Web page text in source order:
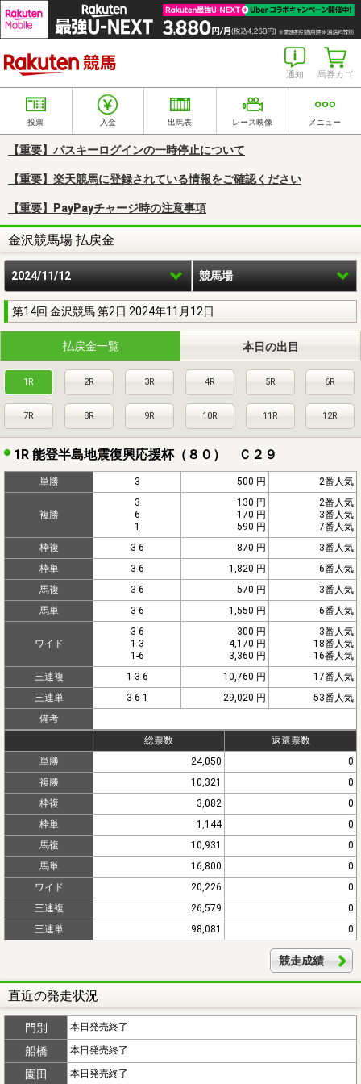
馬券カゴ
通知
投票 入金 出馬表 レース映像 メニュー
【重要】パスキーログインの一時停止について
【重要】楽天競馬に登録されている情報をご確認ください
【重要】PayPayチャージ時の注意事項
金沢競馬場 払戻金
2024/11/12 競馬場
第14回 金沢競馬 第2日 2024年11月12日
払戻金一覧 本日の出目
1R 2R 3R 4R 5R 6R
7R 8R 9R 10R 11R 12R
1R 能登半島地震復興応援杯（８０） Ｃ２９
単勝 3 500 円 2番人気
複勝
3
6
1
130 円
170 円
590 円
2番人気
3番人気
7番人気
枠複
3-6 870 円
3番人気
枠単
3-6 1,820 円
6番人気
馬複
3-6 570 円
3番人気
馬単
3-6 1,550 円 6番人気
ワイド
3-6
1-3
1-6
300 円
4,170 円
3,360 円
3番人気
18番人気
16番人気
三連複
1-3-6 10,760 円
17番人気
三連単
3-6-1 29,020 円
53番人気
備考
総票数
返還票数
単勝
24,050
0
複勝
10,321
0
枠複
3,082
0
枠単
1,144
0
馬複
10,931
0
馬単
16,800
0
ワイド
20,226
0
三連複
26,579
0
三連単
98,081 0
競走成績
直近の発走状況
門別 本日発売終了
船橋 本日発売終了
園田 本日発売終了